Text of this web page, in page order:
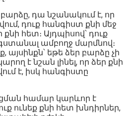
դա նշանակում է, որ
դուք հանգիստ քնի մեջ
հետ։ Այդպիսով՝ դուք
ամբողջ մարմնով։
այսինքն՝ եթե ձեր բարձը չի
է նշան լինել, որ ձեր քնի
է, իսկ հանգիստը
համար կարևոր է
ունեք քնի հետ խնդիրներ,